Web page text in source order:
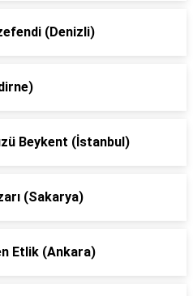
(Denizli)
Beykent (İstanbul)
(Sakarya)
Etlik (Ankara)